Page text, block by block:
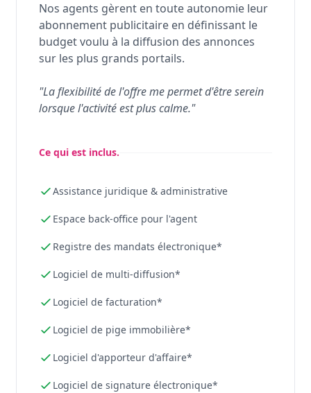
Nos agents gèrent en toute autonomie leur
abonnement publicitaire en définissant le
budget voulu à la diffusion des annonces
sur les plus grands portails.
"La flexibilité de l'offre me permet d'être serein
lorsque l'activité est plus calme."
Ce qui est inclus.
Assistance juridique & administrative
Espace back-office pour l'agent
Registre des mandats électronique*
Logiciel de multi-diffusion*
Logiciel de facturation*
Logiciel de pige immobilière*
Logiciel d'apporteur d'affaire*
Logiciel de signature électronique*